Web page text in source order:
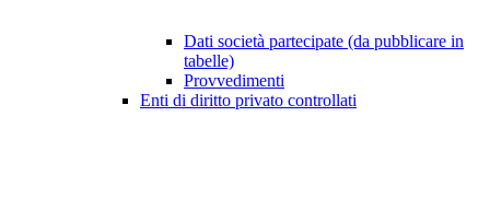
Dati società partecipate (da pubblicare in
tabelle)
Provvedimenti
Enti di diritto privato controllati